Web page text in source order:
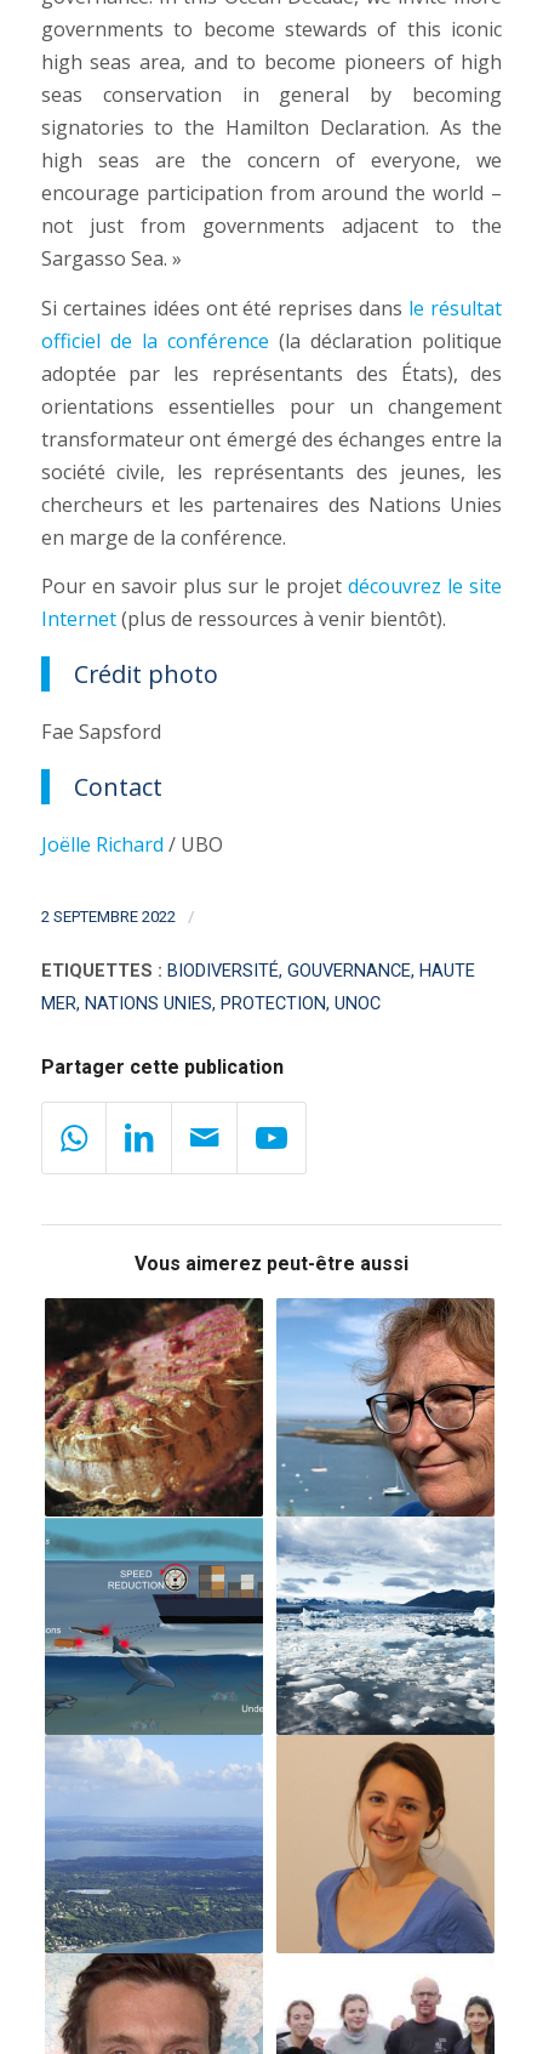
governments to become stewards of this iconic
high seas area, and to become pioneers of high
seas conservation in general by becoming
signatories to the Hamilton Declaration. As the
high seas are the concern of everyone, we
encourage participation from around the world –
not just from governments adjacent to the
Sargasso Sea. »
Si certaines idées ont été reprises dans le résultat
officiel de la conférence (la déclaration politique
adoptée par les représentants des États), des
orientations essentielles pour un changement
transformateur ont émergé des échanges entre la
société civile, les représentants des jeunes, les
chercheurs et les partenaires des Nations Unies
en marge de la conférence.
Pour en savoir plus sur le projetdécouvrez le site
Internet(plus de ressources à venir bientôt).
Crédit photo
Fae Sapsford
Contact
Joëlle Richard / UBO
2 SEPTEMBRE 2022 /
ETIQUETTES : BIODIVERSITÉ, GOUVERNANCE, HAUTE
MER, NATIONS UNIES, PROTECTION, UNOC
Partager cette publication
Vous aimerez peut-être aussi